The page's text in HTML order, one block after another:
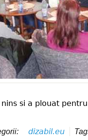
nins si a plouat
dizabil.eu